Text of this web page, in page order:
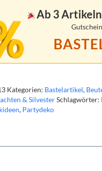
Ab 3
Kategorien: Bastelartikel,
& SilvesterSchlagwörter:
, Partydeko